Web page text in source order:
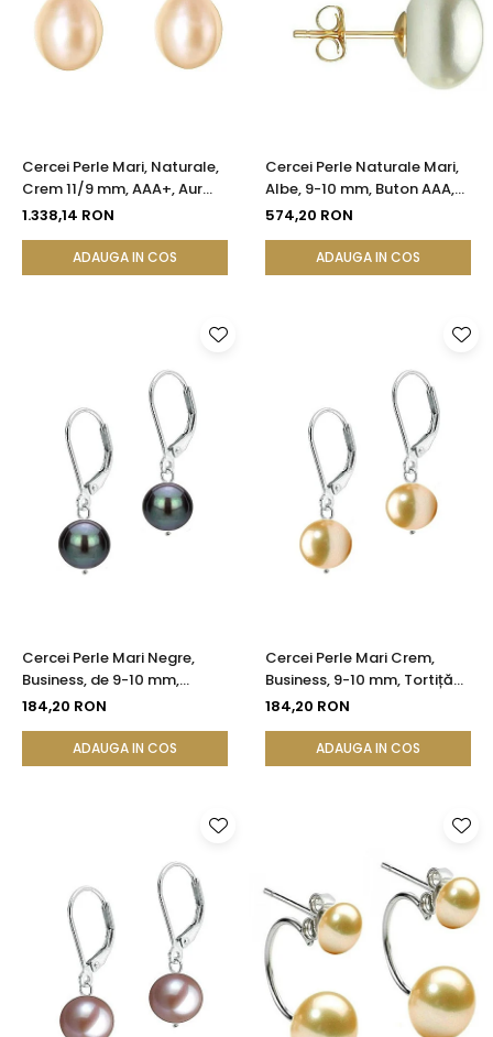
Cercei Perle Mari, Naturale,
Crem 11/9 mm, AAA+, Aur
14K (aur 585), Forma
1.338,14 RON
ADAUGA IN COS
Cercei Perle Naturale Mari,
Albe, 9-10 mm, Buton AAA,
Aur 14K (aur 585), Tip Șurub |
574,20 RON
ADAUGA IN COS
Cercei Perle Mari Negre,
Business, de 9-10 mm,
Tortiță Închisă, Argint 925 |
184,20 RON
ADAUGA IN COS
Cercei Perle Mari Crem,
Business, 9-10 mm, Tortiță
Închisă, Argint 925 -
184,20 RON
ADAUGA IN COS